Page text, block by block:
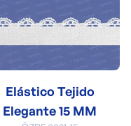
Elástico Tejido
Elegante 15 MM